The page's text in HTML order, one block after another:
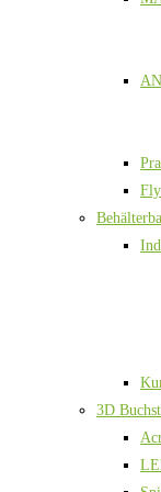
3D